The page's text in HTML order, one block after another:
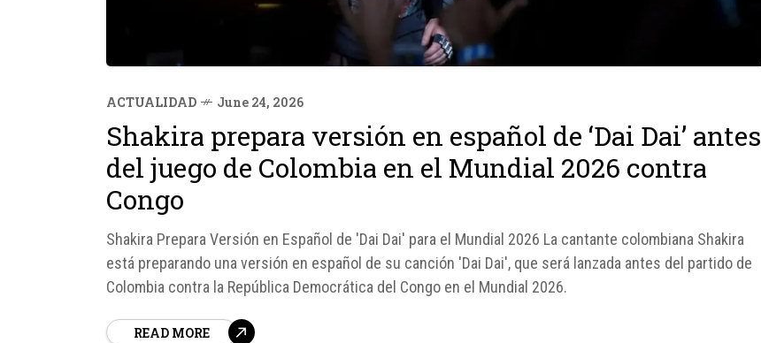
ACTUALIDAD June 24, 2026
Shakira prepara versión en español de ‘Dai Dai’ antes
del juego de Colombia en el Mundial 2026 contra
Congo
Shakira Prepara Versión en Español de 'Dai Dai' para el Mundial 2026 La cantante colombiana Shakira
está preparando una versión en español de su canción 'Dai Dai', que será lanzada antes del partido de
Colombia contra la República Democrática del Congo en el Mundial 2026.
READ MORE